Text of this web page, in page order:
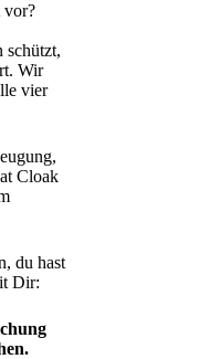
vor?
schützt,
Wir
vier
Cloak
du hast
Dir: